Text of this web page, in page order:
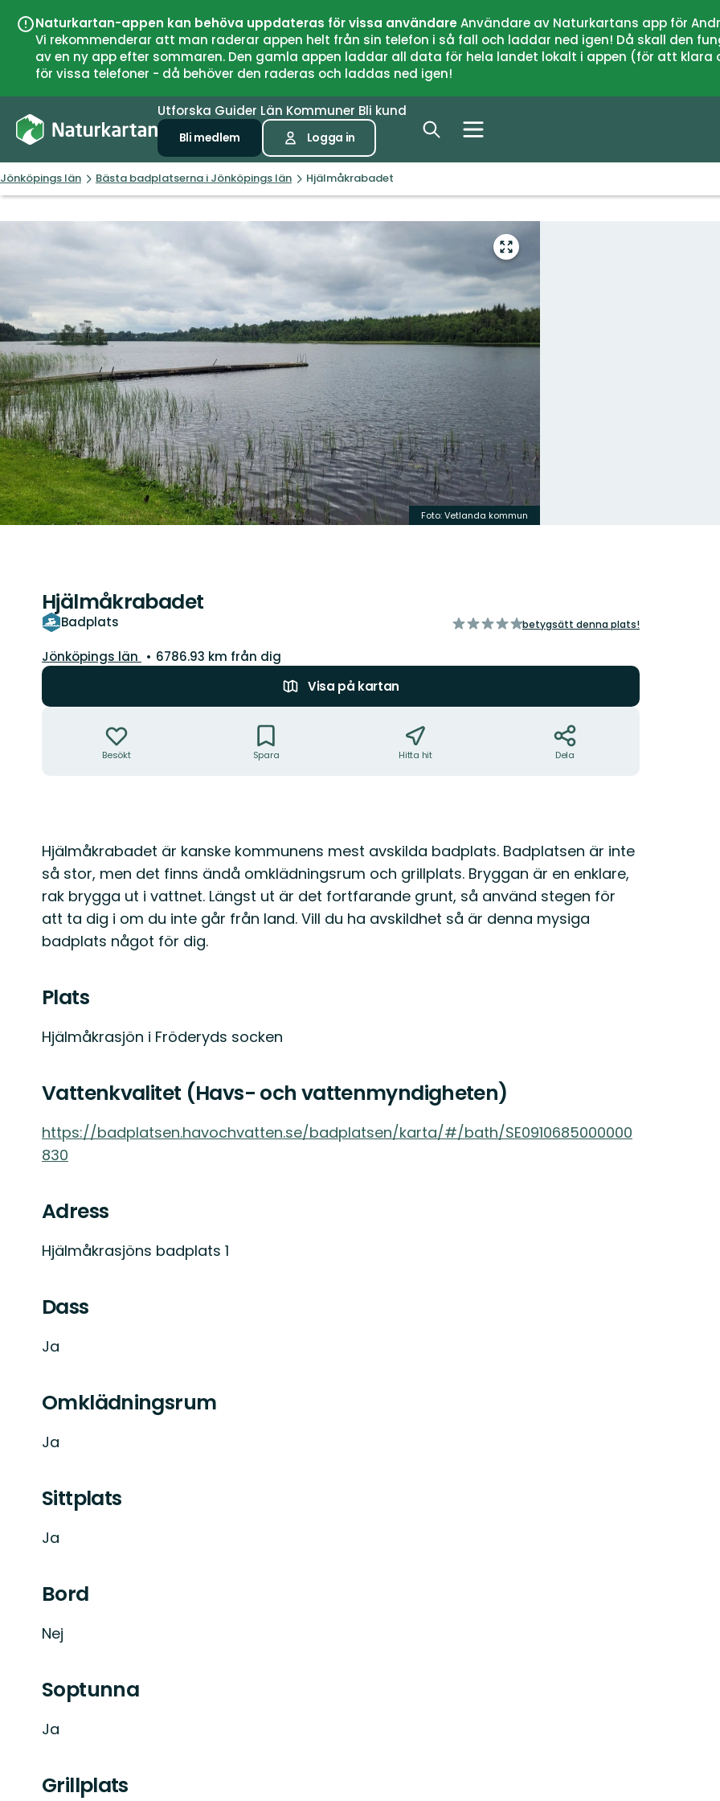
Naturkartan-appen kan behöva uppdateras för vissa användareAnvändare av Naturkartans app för
Vi rekommenderar att man raderar appen helt från sin telefon i så fall och laddar ned igen! Då skall den
av en ny app efter sommaren. Den gamla appen laddar all data för hela landet lokalt i appen (för att
för vissa telefoner - då behöver den raderas och laddas ned igen!
Utforska Guider Län Kommuner Bli kund
Bli medlem Logga in
Jönköpings län Bästa badplatserna i Jönköpings län Hjälmåkrabadet
Gå
till
helskärmsläge
Foto: Vetlanda kommun
Hjälmåkrabadet
Badplats
av
betygsätt denna plats!
Län:
Jönköpings län
6786.93 km från dig
Visa på kartan
Besökt Spara Hitta hit Dela
Beskrivning
Hjälmåkrabadet är kanske kommunens mest avskilda badplats. Badplatsen är inte
så stor, men det finns ändå omklädningsrum och grillplats. Bryggan är en enklare,
rak brygga ut i vattnet. Längst ut är det fortfarande grunt, så använd stegen för
att ta dig i om du inte går från land. Vill du ha avskildhet så är denna mysiga
badplats något för dig.
Plats
Hjälmåkrasjön i Fröderyds socken
Vattenkvalitet (Havs- och vattenmyndigheten)
https://badplatsen.havochvatten.se/badplatsen/karta/#/bath/SE0910685000000
830
Adress
Hjälmåkrasjöns badplats 1
Dass
Ja
Omklädningsrum
Ja
Sittplats
Ja
Bord
Nej
Soptunna
Ja
Grillplats